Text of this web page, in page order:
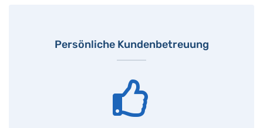
Persönliche Kundenbetreuung